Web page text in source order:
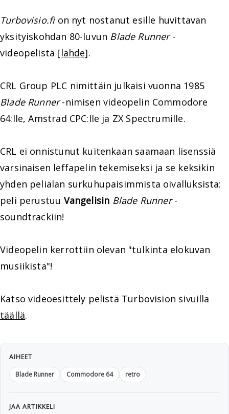
Turbovisio.fion nyt nostanut esille huvittavan
yksityiskohdan 80-luvun Blade Runner-
videopelistä [lähde].
CRL Group PLC nimittäin julkaisi vuonna 1985
Blade Runner-nimisen videopelin Commodore
64:lle, Amstrad CPC:lle ja ZX Spectrumille.
CRL ei onnistunut kuitenkaan saamaan lisenssiä
varsinaisen leffapelin tekemiseksi ja se keksikin
yhden pelialan surkuhupaisimmista oivalluksista:
peli perustuu Vangelisin Blade Runner-
soundtrackiin!
Videopelin kerrottiin olevan "tulkinta elokuvan
musiikista"!
Katso videoesittely pelistä Turbovision sivuilla
täällä.
AIHEET
Blade Runner
Commodore 64 retro
JAA ARTIKKELI